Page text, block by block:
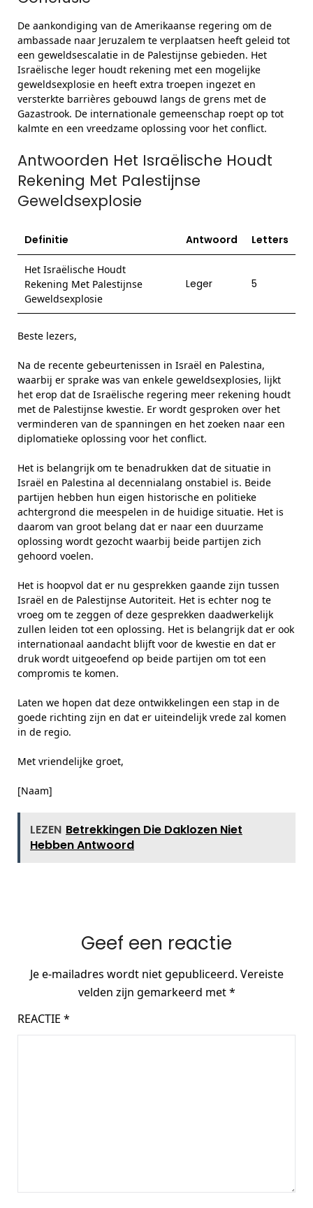
De aankondiging van de Amerikaanse regering om de
ambassade naar Jeruzalem te verplaatsen heeft geleid tot
een geweldsescalatie in de Palestijnse gebieden. Het
Israëlische leger houdt rekening met een mogelijke
geweldsexplosie en heeft extra troepen ingezet en
versterkte barrières gebouwd langs de grens met de
Gazastrook. De internationale gemeenschap roept op tot
kalmte en een vreedzame oplossing voor het conflict.
Antwoorden Het Israëlische Houdt
Rekening Met Palestijnse
Geweldsexplosie
Definitie Antwoord Letters
Het Israëlische Houdt
Rekening Met Palestijnse
Geweldsexplosie
Leger 5
Beste lezers,
Na de recente gebeurtenissen in Israël en Palestina,
waarbij er sprake was van enkele geweldsexplosies, lijkt
het erop dat de Israëlische regering meer rekening houdt
met de Palestijnse kwestie. Er wordt gesproken over het
verminderen van de spanningen en het zoeken naar een
diplomatieke oplossing voor het conflict.
Het is belangrijk om te benadrukken dat de situatie in
Israël en Palestina al decennialang onstabiel is. Beide
partijen hebben hun eigen historische en politieke
achtergrond die meespelen in de huidige situatie. Het is
daarom van groot belang dat er naar een duurzame
oplossing wordt gezocht waarbij beide partijen zich
gehoord voelen.
Het is hoopvol dat er nu gesprekken gaande zijn tussen
Israël en de Palestijnse Autoriteit. Het is echter nog te
vroeg om te zeggen of deze gesprekken daadwerkelijk
zullen leiden tot een oplossing. Het is belangrijk dat er ook
internationaal aandacht blijft voor de kwestie en dat er
druk wordt uitgeoefend op beide partijen om tot een
compromis te komen.
Laten we hopen dat deze ontwikkelingen een stap in de
goede richting zijn en dat er uiteindelijk vrede zal komen
in de regio.
Met vriendelijke groet,
[Naam]
LEZEN Betrekkingen Die Daklozen Niet
Hebben Antwoord
Geef een reactie
Je e-mailadres wordt niet gepubliceerd. Vereiste
velden zijn gemarkeerd met*
REACTIE *